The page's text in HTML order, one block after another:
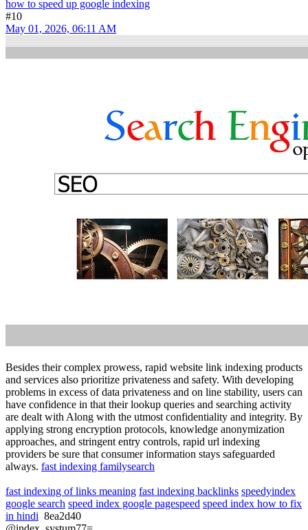
indexing method acting is double-dyed for your inevitably.
index how to fix in hindi
fast indexing in outlook 2024 speed index nothing to link indexing
SpeedyIndex google maps speed index bloggerbf38549
Location: France, Ermont
how to speed up google indexing
May 01, 2026, 06:11 AM